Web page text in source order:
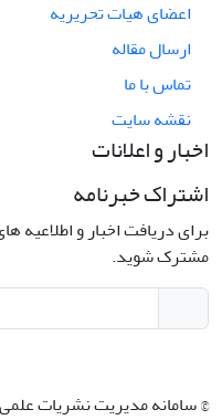
اعضای هیات تحریریه
ارسال مقاله
تماس با ما
نقشه سایت
اخبار و اعلانات
اشتراک خبرنامه
برای دریافت اخبار و اطلاعیه
مشترک شوید.
© سامانه مدیریت نشریات